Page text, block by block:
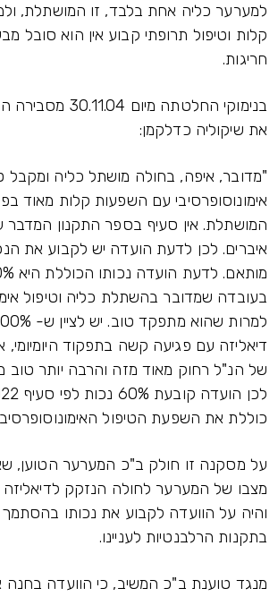
למערער כליה אחת בלבד, זו המושתלת,
קלות וטיפול תרופתי קבוע אין הוא סובל
חריגות.
בנימוקי החלטתה
את שיקוליה כדלקמן:
"מדובר, איפה, בחולה מושתל כליה ומקבל
אימונוסופרסיבי עם השפעות קלות מאוד
המושתלת. אין סעיף בספר התקנון
איברים. לכן לדעת הועדה יש לקבוע את
בעובדה שמדובר בהשתלת כליה וטיפול
דיאליזה עם פגיעה קשה בתפקוד היומיומי,
של הנ"ל רחוק מאוד מזה והרבה יותר טוב
כוללת את השפעת הטיפול
על מסקנה זו חולק ב"כ המערער הטוען,
מצבו של המערער לחולה הנזקק
והיה על הוועדה לקבוע את נכותו
בתקנות הרלבנטיות לעניינו.
מנגד טוענת ב"כ המשיב, כי הוועדה בחנה